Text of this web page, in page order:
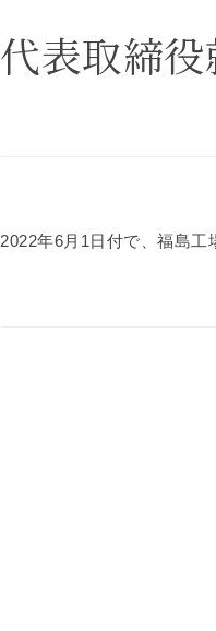
代表取締
2022年6月1日付で、福島工